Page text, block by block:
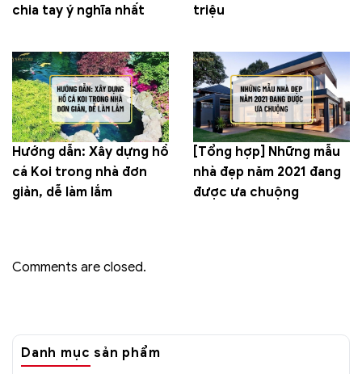
chia tay ý nghĩa nhất
triệu
Hướng dẫn: Xây dựng hồ
cá Koi trong nhà đơn
giản, dễ làm lắm
[Tổng hợp] Những mẫu
nhà đẹp năm 2021 đang
được ưa chuộng
Comments are closed.
Danh mục sản phẩm